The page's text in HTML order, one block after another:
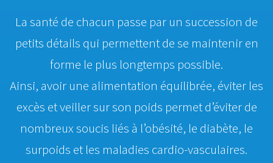
La santé de chacun passe par un succession de
petits détails qui permettent de se maintenir en
forme le plus longtemps possible.
Ainsi, avoir une alimentation équilibrée, éviter les
excès et veiller sur son poids permet d’éviter de
nombreux soucis liés à l’obésité, le diabète, le
surpoids et les maladies cardio-vasculaires.